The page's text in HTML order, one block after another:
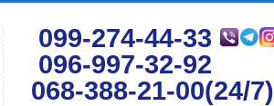
099-274-44-33
096-997-32-92
068-388-21-00(24/7)